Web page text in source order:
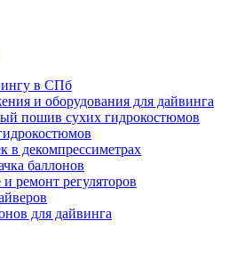
в СПб
и оборудования для дайвинга
пошив сухих гидрокостюмов
в декомпрессиметрах
баллонов
ремонт регуляторов
для дайвинга